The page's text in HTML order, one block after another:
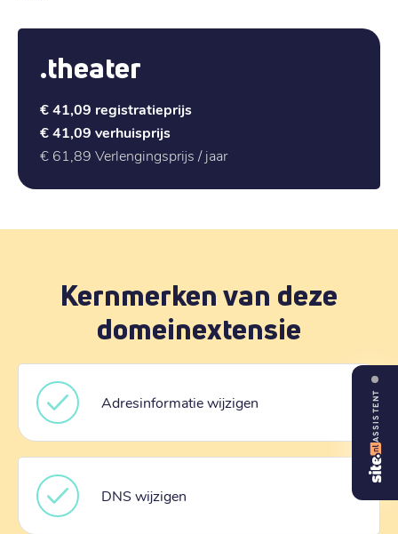
.theater
€ 41,09 registratieprijs
€ 41,09 verhuisprijs
€ 61,89 Verlengingsprijs / jaar
Kernmerken van deze
domeinextensie
Adresinformatie wijzigen
DNS wijzigen
ASSISTENT